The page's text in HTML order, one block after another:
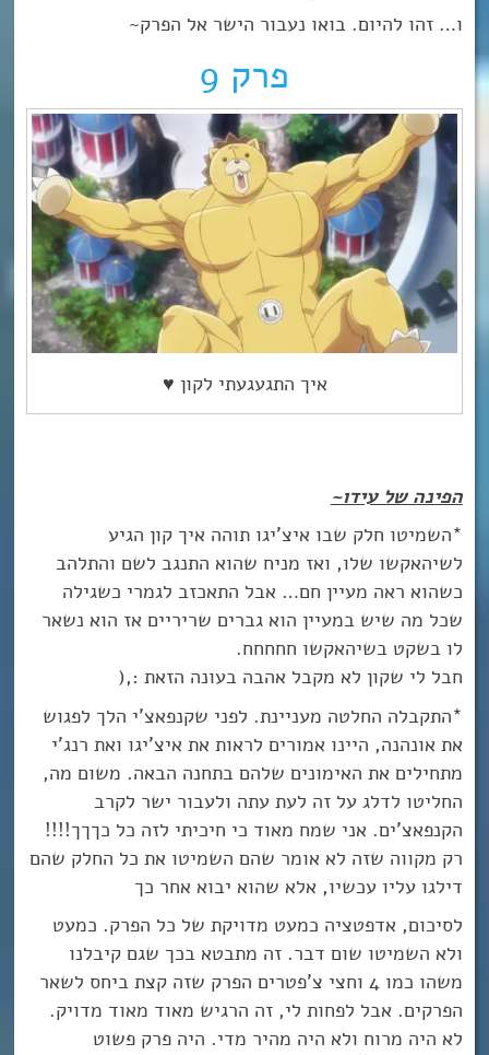
ו… זהו להיום. בואו נעבור הישר אל הפרק~
פרק 9
איך התגעגעתי לקון ♥
הפינה של עידו~
*השמיטו חלק שבו איצ’יגו תוהה איך קון הגיע
לשיהאקשו שלו, ואז מניח שהוא התנגב לשם והתלהב
כשהוא ראה מעיין חם… אבל התאכזב לגמרי כשגילה
שכל מה שיש במעיין הוא גברים שריריים אז הוא נשאר
לו בשקט בשיהאקשו חחחחח.
חבל לי שקון לא מקבל אהבה בעונה הזאת :,(
*התקבלה החלטה מעניינת. לפני שקנפאצ’י הלך לפגוש
את אונהנה, היינו אמורים לראות את איצ’יגו ואת רנג’י
מתחילים את האימונים שלהם בתחנה הבאה. משום מה,
החליטו לדלג על זה לעת עתה ולעבור ישר לקרב
הקנפאצ’ים. אני שמח מאוד כי חיכיתי לזה כל כךךך!!!!
רק מקווה שזה לא אומר שהם השמיטו את כל החלק שהם
דילגו עליו עכשיו, אלא שהוא יבוא אחר כך
לסיכום, אדפטציה כמעט מדויקת של כל הפרק. כמעט
ולא השמיטו שום דבר. זה מתבטא בכך שגם קיבלנו
משהו כמו 4 וחצי צ’פטרים הפרק שזה קצת ביחס לשאר
הפרקים. אבל לפחות לי, זה הרגיש מאוד מאוד מדויק.
לא היה מרוח ולא היה מהיר מדי. היה פרק פשוט